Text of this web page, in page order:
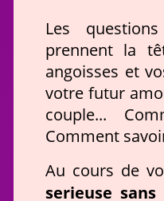
Les
prennent la
angoisses et
votre futur
couple...
Comment
Au cours de
serieuse